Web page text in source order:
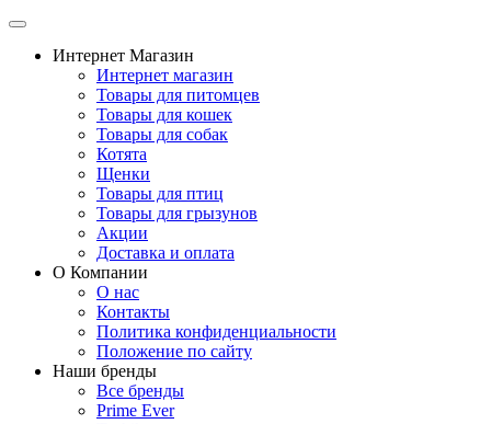
Интернет Магазин
Интернет магазин
Товары для питомцев
Товары для кошек
Товары для собак
Котята
Щенки
Товары для птиц
Товары для грызунов
Акции
Доставка и оплата
О Компании
О нас
Контакты
Политика конфиденциальности
Положение по сайту
Наши бренды
Все бренды
Prime Ever